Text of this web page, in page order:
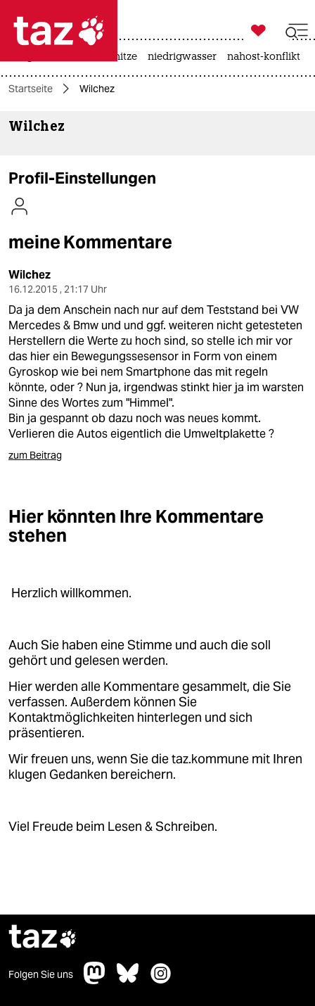
 taz zahl ich
themen
kultur
sport
berlin
nord
wahrheit
verlag
verlag
fragen & hilfe

taz zahl ich
hitze niedrigwasser nahost-konflikt
Startseite Wilchez
Wilchez
Profil-Einstellungen
meine Kommentare
Wilchez
16.12.2015 , 21:17 Uhr
Da ja dem Anschein nach nur auf dem Teststand bei VW
Mercedes & Bmw und und ggf. weiteren nicht getesteten
Herstellern die Werte zu hoch sind, so stelle ich mir vor
das hier ein Bewegungssesensor in Form von einem
Gyroskop wie bei nem Smartphone das mit regeln
könnte, oder ? Nun ja, irgendwas stinkt hier ja im warsten
Sinne des Wortes zum "Himmel".
Bin ja gespannt ob dazu noch was neues kommt.
Verlieren die Autos eigentlich die Umweltplakette ?
zum Beitrag
Hier könnten Ihre Kommentare
stehen
Herzlich willkommen.
Auch Sie haben eine Stimme und auch die soll
gehört und gelesen werden.
Hier werden alle Kommentare gesammelt, die Sie
verfassen. Außerdem können Sie
Kontaktmöglichkeiten hinterlegen und sich
präsentieren.
Wir freuen uns, wenn Sie die taz.kommune mit Ihren
klugen Gedanken bereichern.
Viel Freude beim Lesen & Schreiben.
taz
Folgen Sie uns